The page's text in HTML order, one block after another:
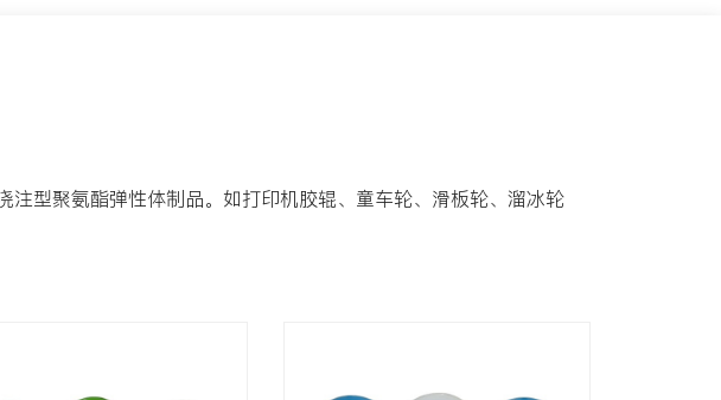
型聚氨酯弹性体制品。如打印机胶辊、童车轮、滑板轮、溜冰轮